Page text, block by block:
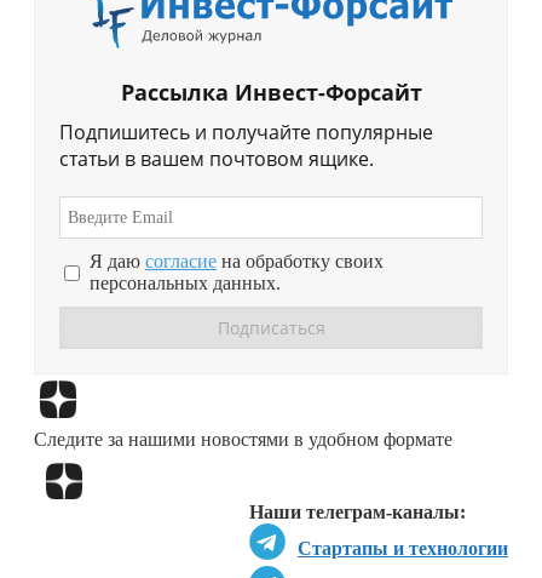
Рассылка Инвест-Форсайт
Подпишитесь и получайте популярные
статьи в вашем почтовом ящике.
Я даю согласие на обработку своих
персональных данных.
Следите за нашими новостями в удобном формате
Наши телеграм-каналы:
Стартапы и технологии